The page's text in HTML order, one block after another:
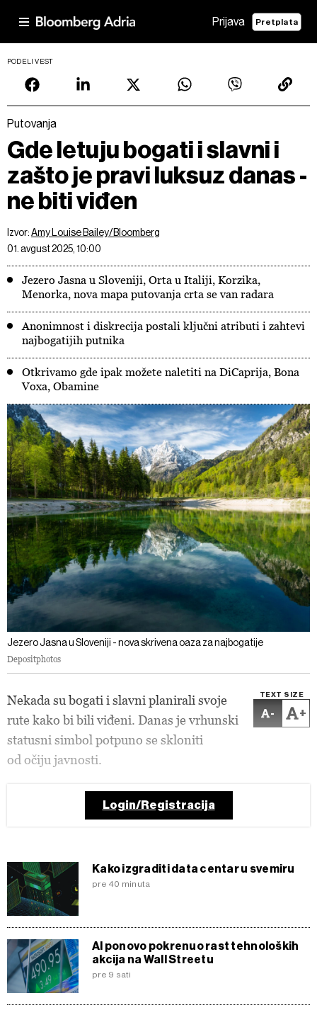
Prijava Pretplata
PODELI VEST
Putovanja
Gde letuju bogati i slavni i
zašto je pravi luksuz danas -
ne biti viđen
Izvor:Amy Louise Bailey/Bloomberg
01. avgust 2025, 10:00
Jezero Jasna u Sloveniji, Orta u Italiji, Korzika,
Menorka, nova mapa putovanja crta se van radara
Anonimnost i diskrecija postali ključni atributi i zahtevi
najbogatijih putnika
Otkrivamo gde ipak možete naletiti na DiCaprija, Bona
Voxa, Obamine
Jezero Jasna u Sloveniji - nova skrivena oaza za najbogatije
Depositphotos
TEXT SIZE
- +
Nekada su bogati i slavni planirali svoje
rute kako bi bili viđeni. Danas je vrhunski
statusni simbol potpuno se skloniti
od očiju javnosti.
Login/Registracija
Kako izgraditi data centar u svemiru
pre 40 minuta
AI ponovo pokrenuo rast tehnoloških
akcija na Wall Streetu
pre 9 sati